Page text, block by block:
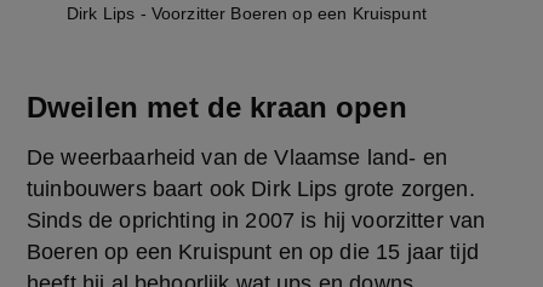
Dirk Lips - Voorzitter Boeren op een Kruispunt
Dweilen met de kraan open
De weerbaarheid van de Vlaamse land- en
tuinbouwers baart ook Dirk Lips grote zorgen.
Sinds de oprichting in 2007 is hij voorzitter van
Boeren op een Kruispunt en op die 15 jaar tijd